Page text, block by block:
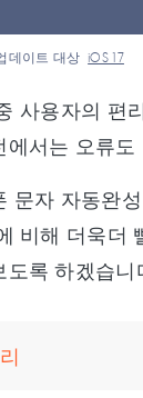
데이트 대상iOS 17
사용자의
서는 오류
문자 자동완
비해 더욱더
록 하겠습니